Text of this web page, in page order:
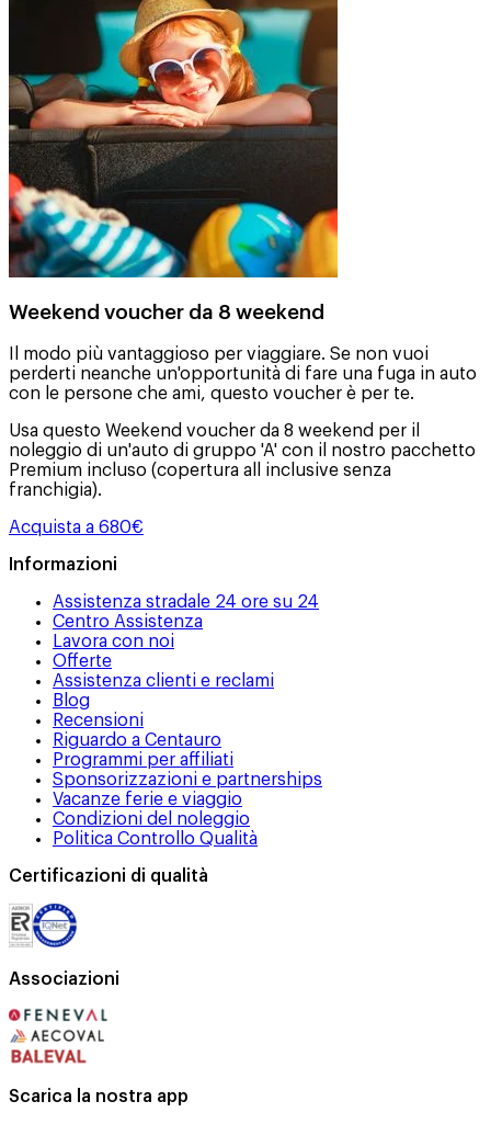
Weekend voucher da 8 weekend
Il modo più vantaggioso per viaggiare. Se non vuoi
perderti neanche un'opportunità di fare una fuga in auto
con le persone che ami, questo voucher è per te.
Usa questo Weekend voucher da 8 weekend per il
noleggio di un'auto di gruppo 'A' con il nostro pacchetto
Premium incluso (copertura all inclusive senza
franchigia).
Acquista a 680€
Informazioni
Assistenza stradale 24 ore su 24
Centro Assistenza
Lavora con noi
Offerte
Assistenza clienti e reclami
Blog
Recensioni
Riguardo a Centauro
Programmi per affiliati
Sponsorizzazioni e partnerships
Vacanze ferie e viaggio
Condizioni del noleggio
Politica Controllo Qualità
Certificazioni di qualità
Associazioni
Scarica la nostra app